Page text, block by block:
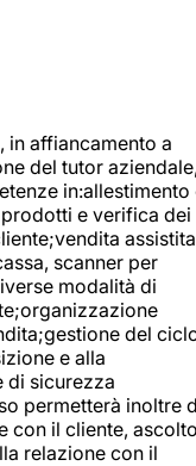
in affiancamento a
del tutor
in:allestimento
e verifica dei
assistita
scanner per
modalità di
del
e alla
di sicurezza
permetterà inoltre
con il cliente,
relazione con il